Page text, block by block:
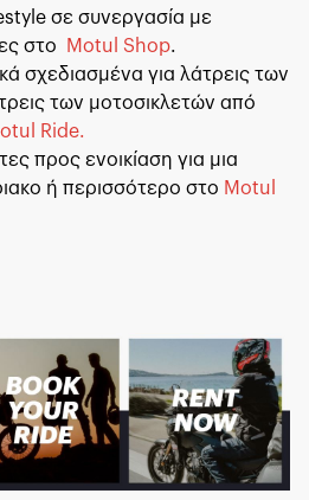
σε συνεργασία με
στο
Motul Shop.
σχεδιασμένα για λάτρεις των
των μοτοσικλετών από
Ride.
προς ενοικίαση για μια
ή περισσότερο στο Motul